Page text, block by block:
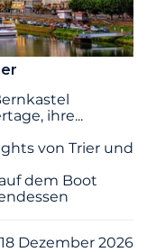
ihre...
von Trier und
dem Boot
18 Dezember 2026